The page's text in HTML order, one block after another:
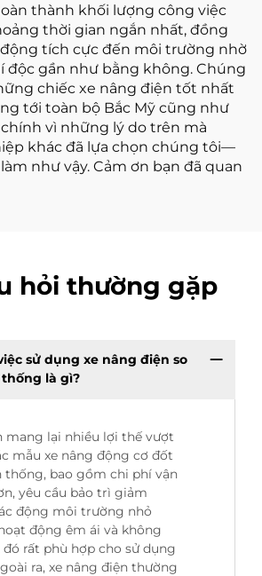
thành khối lượng công việc
thời gian ngắn nhất, đồng
tích cực đến môi trường nhờ
độc gần như bằng không. Chúng
chiếc xe nâng điện tốt nhất
tới toàn bộ Bắc Mỹ cũng như
vì những lý do trên mà
khác đã lựa chọn chúng tôi—
như vậy. Cảm ơn bạn đã quan
hỏi thường gặp
sử dụng xe nâng điện so
là gì?
mang lại nhiều lợi thế vượt
mẫu xe nâng động cơ đốt
bao gồm chi phí vận
yêu cầu bảo trì giảm
động môi trường nhỏ
động êm ái và không
rất phù hợp cho sử dụng
ra, xe nâng điện thường